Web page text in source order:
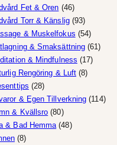
produkter
Fet & Oren 4646
produkter
Torr & Känslig 9393
produkter
& Muskelfokus 5454
produkter
& Smaksättning 6161
& Mindfulness 1717
Rengöring & Luft 88
2828
produkter
& Egen Tillverkning 114114
& Kvällsro 8080
produkter
& Bad Hemma 4848
88